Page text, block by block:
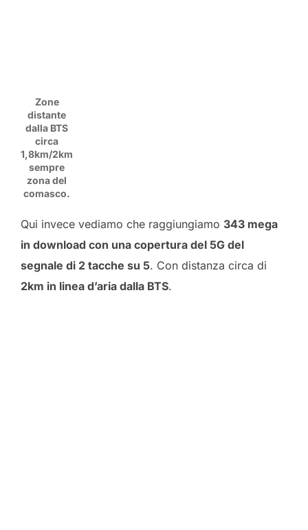
Zone
distante
dalla BTS
circa
1,8km/2km
sempre
zona del
comasco.
Qui invece vediamo che raggiungiamo 343 mega
in download con una copertura del 5G del
segnale di 2 tacche su 5. Con distanza circa di
2km in linea d’aria dalla BTS.